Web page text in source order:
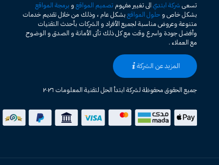
تسعى شركة ابتدي الى تغيير مفهوم تصميم المواقع و برمجة المواقع
بشكل خاص و حلول المواقع بشكل عام ، وذلك من خلال تقديم خدمات
متنوعة وعروض مناسبة لجميع الأفراد و الشركات بأحدث التقنيات
وأفضل جودة واسرع وقت مع كل ذلك تأتى الأمانة و الصدق و الوضوح
مع العملاء .
المزيد عن الشركة
جميع الحقوق محفوظة لشركة ابتدأ الحل لتقنية المعلومات ٢٠٢٦